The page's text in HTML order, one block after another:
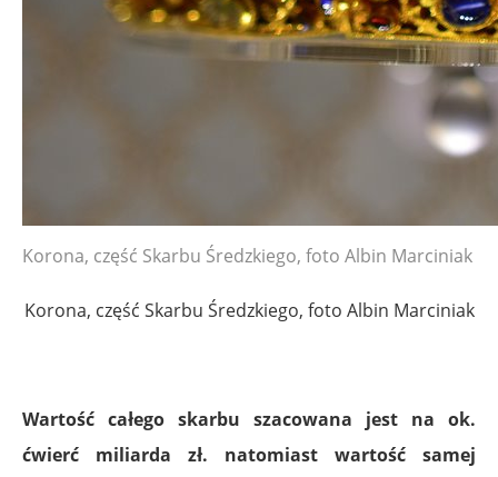
Korona, część Skarbu Średzkiego, foto Albin Marciniak
Korona, część Skarbu Średzkiego, foto Albin Marciniak
Wartość całego skarbu szacowana jest na ok.
ćwierć miliarda zł. natomiast wartość samej